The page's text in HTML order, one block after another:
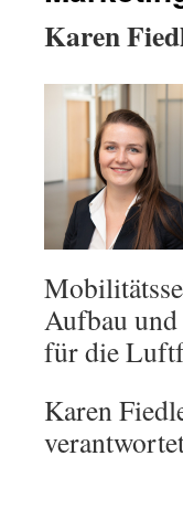
Karen
Aufbau
für die
Karen